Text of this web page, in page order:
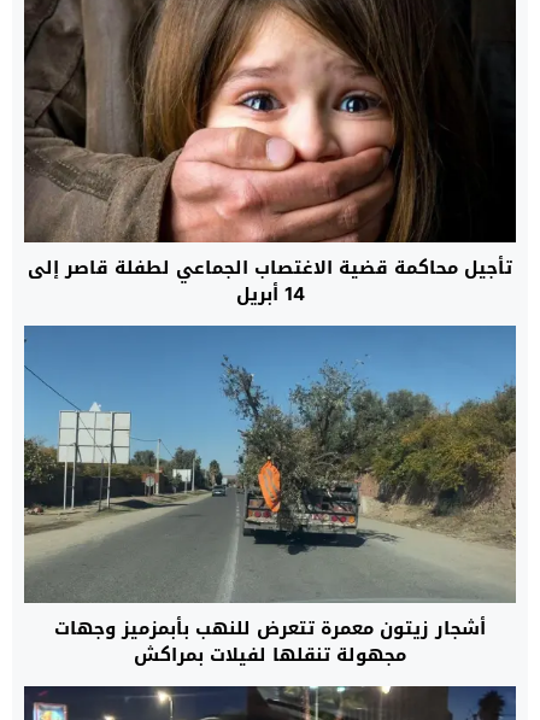
تأجيل محاكمة قضية الاغتصاب الجماعي لطفلة قاصر إلى
14 أبريل
أشجار زيتون معمرة تتعرض للنهب بأبمزميز وجهات
مجهولة تنقلها لفيلات بمراكش